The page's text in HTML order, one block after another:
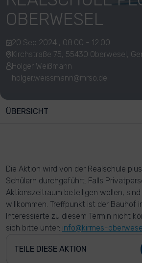
OBERWESEL
20 Sep 2024 , 08:00 - 12:00
Kirchstraße 75, 55430 Oberwesel,
Holger Weißmann
holger.weissmann@mrso.de
ÜBERSICHT
Die Aktion wird von der Realschule
Schülern durchgeführt. Falls
Aktionszeitraum beteiligen wollen, sind
willkommen. Treffpunkt ist der Bauhof
Interessierte zu diesem Termin nicht
sich bitte unter: info@kirmes-
TEILE DIESE AKTION